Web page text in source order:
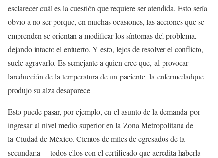
esclarecer cuál es la cuestión que requiere ser atendida. Esto sería
obvio a no ser porque, en muchas ocasiones, las acciones que se
emprenden se orientan a modificar los síntomas del problema,
dejando intacto el entuerto. Y esto, lejos de resolver el conflicto,
suele agravarlo. Es semejante a quien cree que, al provocar
lareducción de la temperatura de un paciente, la enfermedadque
produjo su alza desaparece.
Esto puede pasar, por ejemplo, en el asunto de la demanda por
ingresar al nivel medio superior en la Zona Metropolitana de
la Ciudad de México. Cientos de miles de egresados de la
secundaria —todos ellos con el certificado que acredita haberla